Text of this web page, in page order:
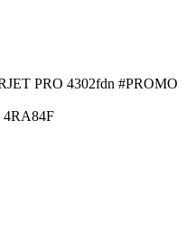
PRO 4302fdn #PROMO
4RA84F